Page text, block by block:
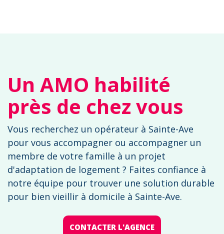
Un AMO habilité
près de chez vous
Vous recherchez un opérateur à Sainte-Ave
pour vous accompagner ou accompagner un
membre de votre famille à un projet
d'adaptation de logement ? Faites confiance à
notre équipe pour trouver une solution durable
pour bien vieillir à domicile à Sainte-Ave.
CONTACTER L'AGENCE